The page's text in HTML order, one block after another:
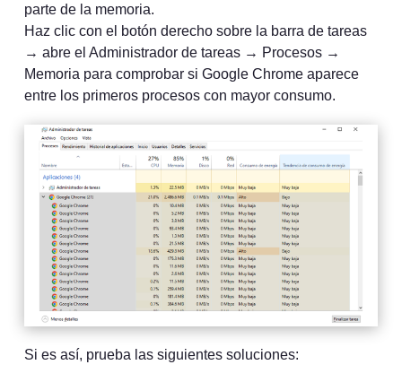
parte de la memoria.
Haz clic con el botón derecho sobre la barra de tareas
→ abre el Administrador de tareas → Procesos →
Memoria para comprobar si Google Chrome aparece
entre los primeros procesos con mayor consumo.
Si es así, prueba las siguientes soluciones: